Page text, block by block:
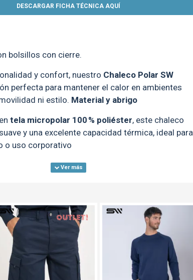
DESCARGAR FICHA TÉCNICA AQUÍ
bolsillos con cierre.
y confort, nuestro Chaleco Polar SW
perfecta para mantener el calor en ambientes
ni estilo. Material y abrigo
tela micropolar 100 % poliéster, este chaleco
y una excelente capacidad térmica, ideal para
o uso corporativo
M L XL XXL XXXL
55 61
75 77 81
56 58 62
OUT TEXTTRANSPARENTE
OUT TEXTTRANSPARENTE